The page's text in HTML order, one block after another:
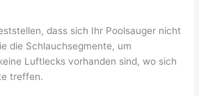
dass sich Ihr Poolsauger nicht
die Schlauchsegmente, um
Luftlecks vorhanden sind, wo sich
treffen.